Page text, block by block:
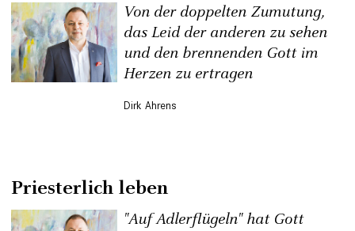
Von der doppelten Zumutung,
das Leid der anderen zu sehen
und den brennenden Gott im
Herzen zu ertragen
Dirk Ahrens
Priesterlich leben
"Auf Adlerflügeln" hat Gott